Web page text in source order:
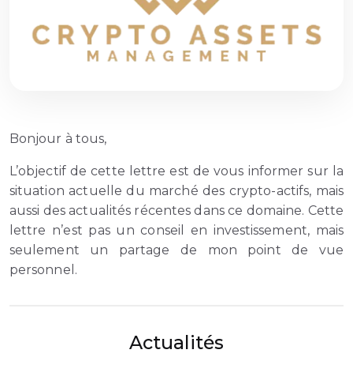
Bonjour à tous,
L’objectif de cette lettre est de vous informer sur la
situation actuelle du marché des crypto-actifs, mais
aussi des actualités récentes dans ce domaine. Cette
lettre n’est pas un conseil en investissement, mais
seulement un partage de mon point de vue
personnel.
Actualités